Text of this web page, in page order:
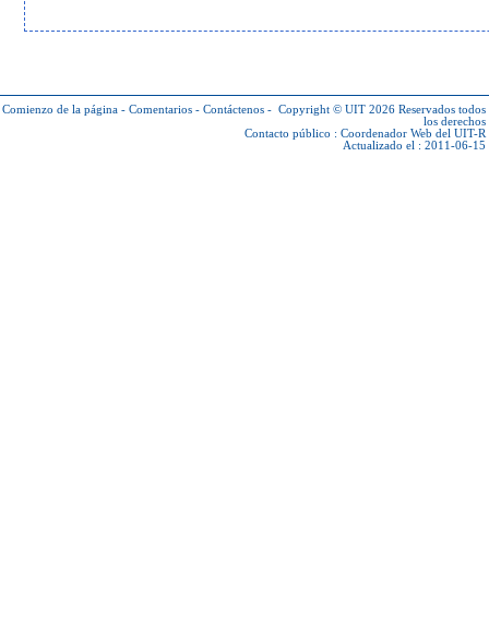
Comienzo de la página - Comentarios - Contáctenos - Copyright © UIT 2026 Reservados todos
los derechos
Contacto público : Coordenador Web del UIT-R
Actualizado el : 2011-06-15